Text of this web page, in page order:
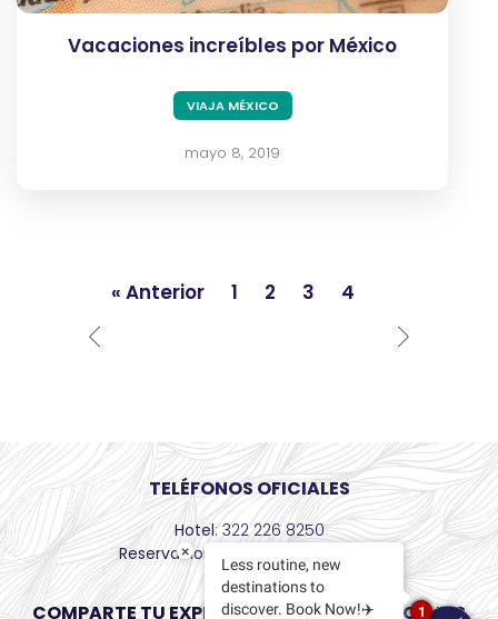
Vacaciones increíbles por México
VIAJA MÉXICO
mayo 8, 2019
« Anterior 1 2 3 4
TELÉFONOS OFICIALES
Hotel: 322 226 8250
Reservaciones
: +52 55 8526 6436
COMPARTE TU EXPERIENCIA EN REDES SOCIALES
×
Less routine, new
destinations to
discover. Book Now!✈️
1